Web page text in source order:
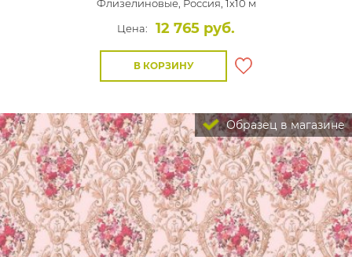
Флизелиновые, Россия, 1x10 м
Цена:
12 765 руб.
В КОРЗИНУ
Образец в магазине